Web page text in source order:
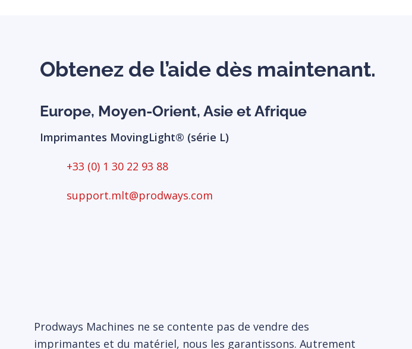
Obtenez de l’aide dès maintenant.
Europe, Moyen-Orient, Asie et Afrique
Imprimantes MovingLight® (série L)
+33 (0) 1 30 22 93 88
support.mlt@prodways.com
Prodways Machines ne se contente pas de vendre des
imprimantes et du matériel, nous les garantissons. Autrement